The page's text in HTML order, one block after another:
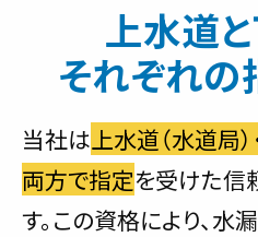
上水道と
それぞれ
当社は 上水道（水道局
両方で指定を受けた信
す。この資格により、